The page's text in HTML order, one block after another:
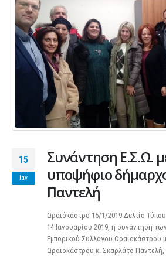
15
Ιαν
Συνάντηση Ε.Σ.Ω.
υποψήφιο
Παντελή
Ωραιόκαστρο 15/1/2019 Δελτίο
14 Ιανουαρίου 2019, η συνάντηση
Εμπορικού Συλλόγου Ωραιοκάστρου
Ωραιοκάστρου κ. Σκαρλάτο